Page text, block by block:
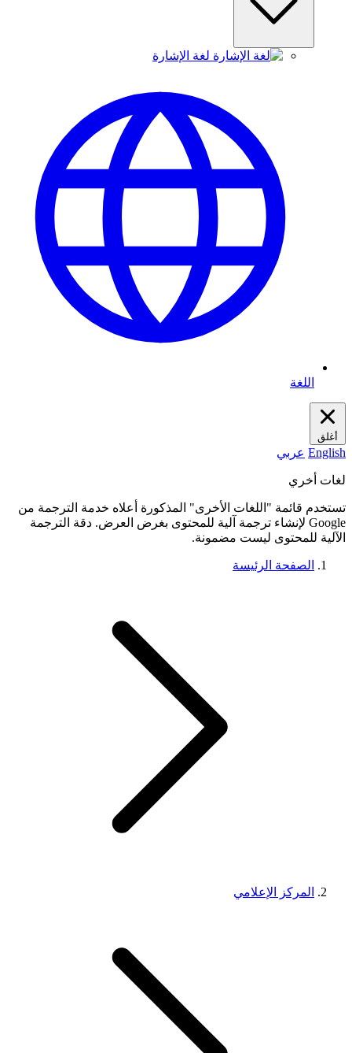
لغة الإشارة
اللغة
أغلق
English عربي
لغات أخري
تستخدم قائمة "اللغات الأخرى" المذكورة أعلاه خدمة الترجمة من
Google لإنشاء ترجمة آلية للمحتوى بغرض العرض. دقة الترجمة
الآلية للمحتوى ليست مضمونة.
الصفحة الرئيسة
المركز الإعلامي